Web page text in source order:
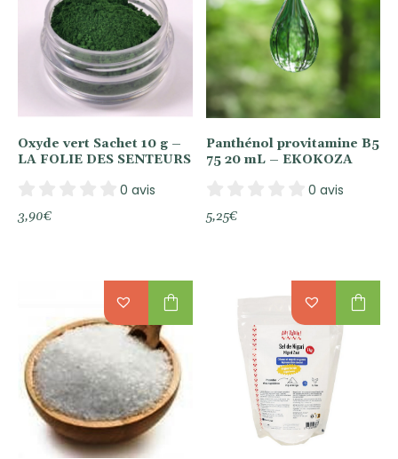
Oxyde vert Sachet 10 g –
LA FOLIE DES SENTEURS
0 avis
3,90€
Panthénol provitamine B5
75 20 mL – EKOKOZA
0 avis
5,25€
shopping_bag shopping_bag